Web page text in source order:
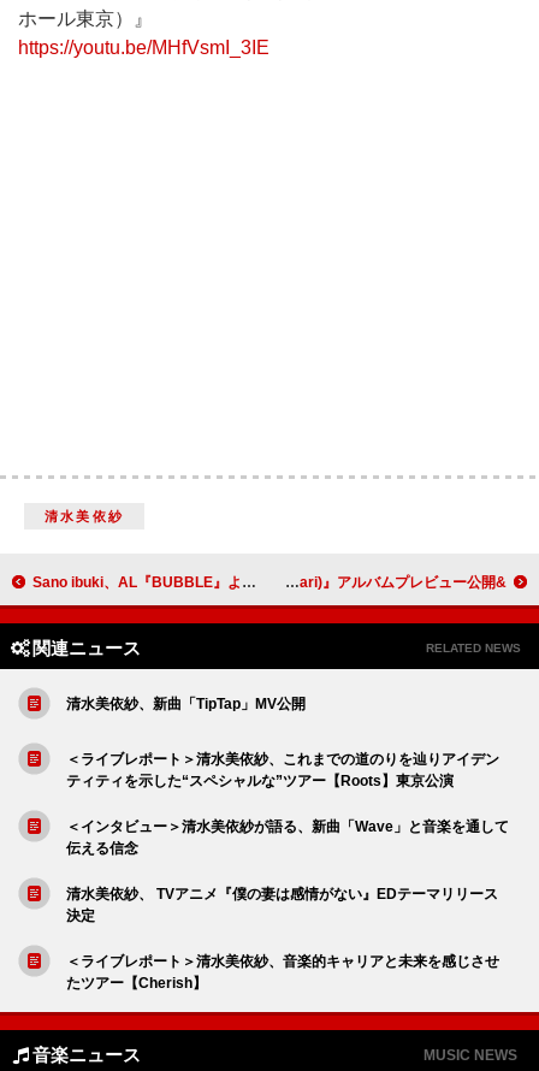
ホール東京）』
https://youtu.be/MHfVsmI_3IE
清水美依紗
Sano ibuki、AL『BUBBLE』より新作MV「きっと ずっと」公開 &TEAM、冬の美しさを表現した『雪明かり (Yukiakari)』アルバムプレビュー公開
関連ニュース RELATED NEWS
清水美依紗、新曲「TipTap」MV公開
＜ライブレポート＞清水美依紗、これまでの道のりを辿りアイデン
ティティを示した“スペシャルな”ツアー【Roots】東京公演
＜インタビュー＞清水美依紗が語る、新曲「Wave」と音楽を通して
伝える信念
清水美依紗、 TVアニメ『僕の妻は感情がない』EDテーマリリース
決定
＜ライブレポート＞清水美依紗、音楽的キャリアと未来を感じさせ
たツアー【Cherish】
音楽ニュース MUSIC NEWS